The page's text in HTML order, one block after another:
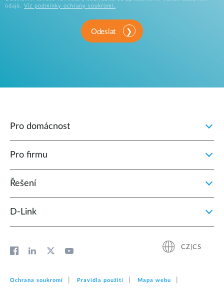
údajů. Viz podmínky ochrany soukromí.
Odeslat
Pro domácnost
Pro firmu
Řešení
D‑Link
CZ|CS
Ochrana soukromí Pravidla použití Mapa webu